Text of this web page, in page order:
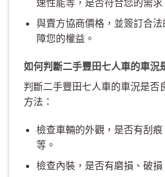
與賣方協商價格，並簽訂合
障您的權益。
如何判斷二手豐田七人車的車況
判斷二手豐田七人車的車況是否
方法：
檢查車輛的外觀，是否有刮
等。
檢查內裝，是否有磨損、破損